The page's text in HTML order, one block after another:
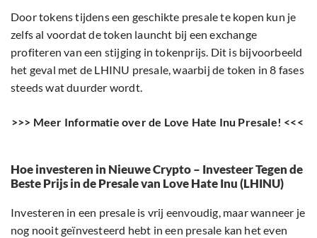
Door tokens tijdens een geschikte presale te kopen kun je
zelfs al voordat de token launcht bij een exchange
profiteren van een stijging in tokenprijs. Dit is bijvoorbeeld
het geval met de LHINU presale, waarbij de token in 8 fases
steeds wat duurder wordt.
>>> Meer Informatie over de Love Hate Inu Presale! <<<
Hoe investeren in Nieuwe Crypto – Investeer Tegen de
Beste Prijs in de Presale van Love Hate Inu (LHINU)
Investeren in een presale is vrij eenvoudig, maar wanneer je
nog nooit geïnvesteerd hebt in een presale kan het even